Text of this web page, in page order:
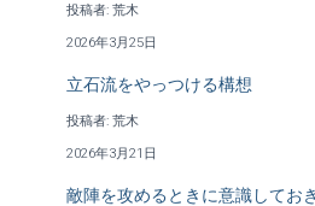
投稿者: 荒木
2026年3月25日
立石流をやっつける構想
投稿者: 荒木
2026年3月21日
敵陣を攻めるときに意識してお